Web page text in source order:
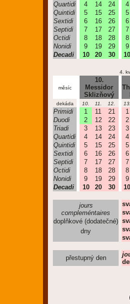
Quartidi
4 14 24 4
Quintidi
5 15 25 5
Sextidi
6 16 26 6
Septidi
7 17 27 7
Octidi
8 18 28 8
Nonidi
9 19 29 9
Decadi
10 20 30 10
4.
měsíc
10.
Messidor
Sklizňový
dekáda 10. 11. 12. 13.
Primidi 1 11 21 1
Duodi
2 12 22 2
Triadi
3 13 23 3
Quartidi
4 14 24 4
Quintidi
5 15 25 5
Sextidi
6 16 26 6
Septidi
7 17 27 7
Octidi
8 18 28 8
Nonidi
9 19 29 9
Decadi
10 20 30 10
jours
compleméntaires
doplňkové (dodatečné)
dny
přestupný den